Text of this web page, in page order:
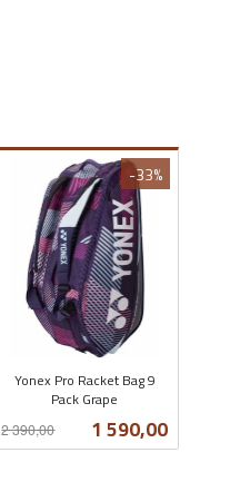
Yonex Pro Racket Bag 9
Pack Grape
Tilbud
1 590,00
2 390,00
-33%
mva.